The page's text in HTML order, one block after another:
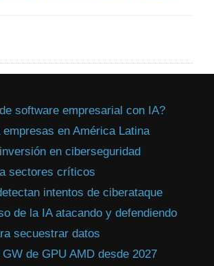
software empresarial con IA?
en América Latina
en ciberseguridad
sectores críticos
intentos de ciberataque
de la IA atacando y defendiendo
secuestrar datos
de GPU AMD desde 2027